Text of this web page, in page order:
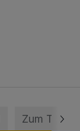
Zum Thema